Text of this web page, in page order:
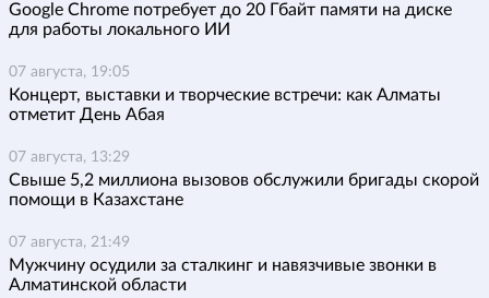
Google Chrome потребует до 20 Гбайт памяти на диске
для работы локального ИИ
07 августа, 19:05
Концерт, выставки и творческие встречи: как Алматы
отметит День Абая
07 августа, 13:29
Свыше 5,2 миллиона вызовов обслужили бригады скорой
помощи в Казахстане
07 августа, 21:49
Мужчину осудили за сталкинг и навязчивые звонки в
Алматинской области